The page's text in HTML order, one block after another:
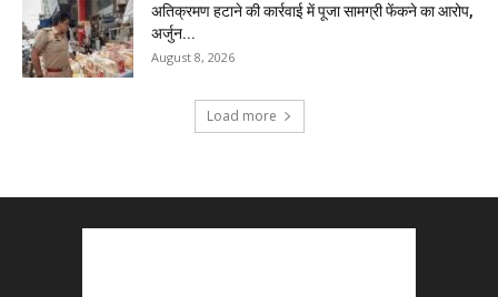
अतिक्रमण हटाने की कार्रवाई में पूजा सामग्री फेंकने का आरोप,
अर्जुन...
August 8, 2026
Load more